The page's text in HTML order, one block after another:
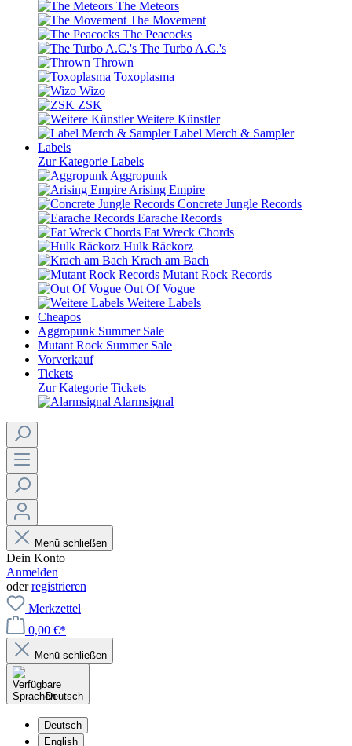
The Meteors
The Movement
The Peacocks
The Turbo A.C.'s
Thrown
Toxoplasma
Wizo
ZSK
Weitere Künstler
Label Merch & Sampler
Labels
Zur Kategorie Labels
Aggropunk
Arising Empire
Concrete Jungle Records
Earache Records
Fat Wreck Chords
Hulk Räckorz
Krach am Bach
Mutant Rock Records
Out Of Vogue
Weitere Labels
Cheapos
Aggropunk Summer Sale
Mutant Rock Summer Sale
Vorverkauf
Tickets
Zur Kategorie Tickets
Alarmsignal
Menü schließen
Dein Konto
Anmelden
oderregistrieren
Merkzettel
0,00 €*
Menü schließen
Deutsch
Deutsch
English